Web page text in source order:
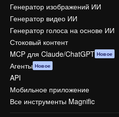
Генератор изображений ИИ
Генератор видео ИИ
Генератор голоса на основе ИИ
Стоковый контент
MCP для Claude/ChatGPT Новое
Агенты Новое
API
Мобильное приложение
Все инструменты Magnific